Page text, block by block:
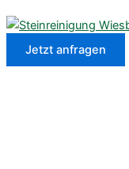
Jetzt anfragen